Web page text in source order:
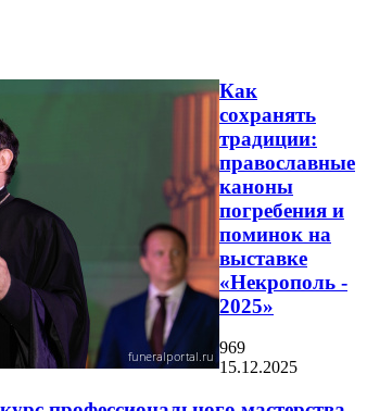
Как
сохранять
традиции:
православные
каноны
погребения и
поминок на
выставке
«Некрополь -
2025»
969
15.12.2025